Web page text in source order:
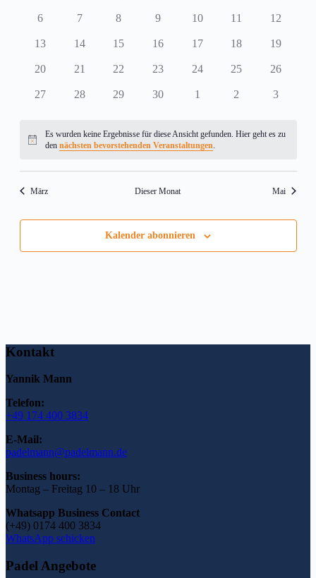
0
6
0
7
0
8
0
9
010
011
012
013
014
015
016
017
018
019
0
20
0
21
0
22
0
23
0
24
0
25
0
26
0
27
0
28
0
29
0
30
01
0
2
0
3
Hinweis
Es wurden keine Ergebnisse für diese Ansicht gefunden. Hier geht es zu
dennächsten bevorstehenden Veranstaltungen.
März Dieser Monat Mai
Kalender abonnieren
Kontakt
Yannik Mann
Telefon:
+49 174 400 3834
E-Mail:
padelmann@padelmann.de
Business hours:
Montag – Freitag 10 – 18 Uhr
Whatsapp Business Contact
(+49) 0174 400 3834
WhatsApp schicken
Padel Angebote